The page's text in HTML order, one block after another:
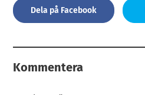
Dela på Facebook
Kommentera